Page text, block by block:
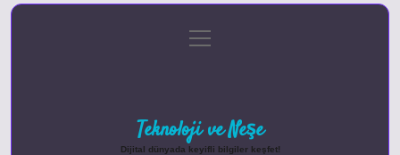
Gizlilik Politikası
menüyü
aç
Teknoloji ve Neşe
Dijital dünyada keyifli bilgiler keşfet!